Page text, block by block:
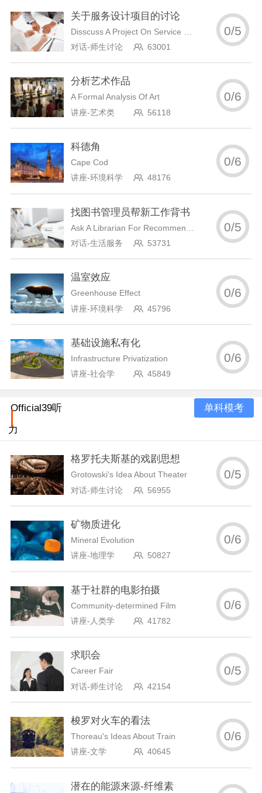
关于服务设计项目的讨论
对话-师生讨论
63001
0/5
分析艺术作品
A Formal Analysis Of Art
讲座-艺术类
56118
0/6
科德角
Cape Cod
讲座-环境科学
48176
0/6
找图书管理员帮新工作背书
对话-生活服务
53731
0/5
温室效应
Greenhouse Effect
讲座-环境科学
45796
0/6
基础设施私有化
Infrastructure Privatization
讲座-社会学
45849
0/6
Official39听
力
单科模考
格罗托夫斯基的戏剧思想
Grotowski's Idea About Theater
对话-师生讨论
56955
0/5
矿物质进化
Mineral Evolution
讲座-地理学
50827
0/6
基于社群的电影拍摄
Community-determined Film
讲座-人类学
41782
0/6
求职会
Career Fair
对话-师生讨论
42154
0/5
梭罗对火车的看法
Thoreau's Ideas About Train
讲座-文学
40645
0/6
潜在的能源来源-纤维素